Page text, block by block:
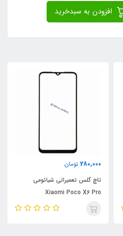
280,000 تومان
تاچ گلس تعمیراتی شیائومی
Xiaomi Poco X6 Pro